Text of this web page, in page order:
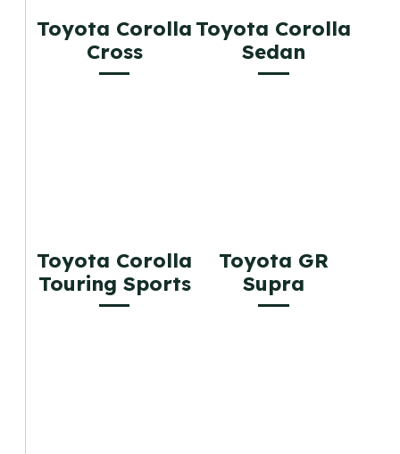
Toyota Corolla
Cross
Toyota Corolla
Sedan
Toyota Corolla
Touring Sports
Toyota GR
Supra